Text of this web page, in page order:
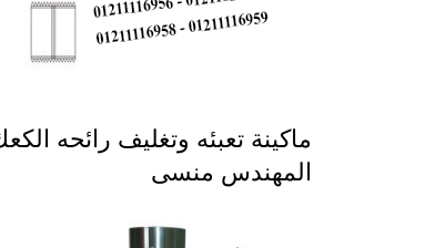
المهندس منسى